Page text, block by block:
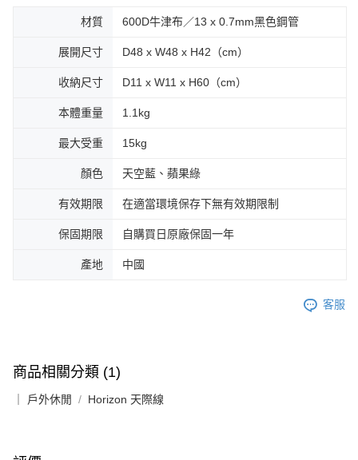
材質 600D牛津布／13 x 0.7mm黑色鋼管
展開尺寸 D48 x W48 x H42（cm）
收納尺寸 D11 x W11 x H60（cm）
本體重量 1.1kg
最大受重 15kg
顏色 天空藍、蘋果綠
有效期限 在適當環境保存下無有效期限制
保固期限 自購買日原廠保固一年
產地 中國
客服
商品相關分類 (1)
｜ 戶外休閒 Horizon 天際線